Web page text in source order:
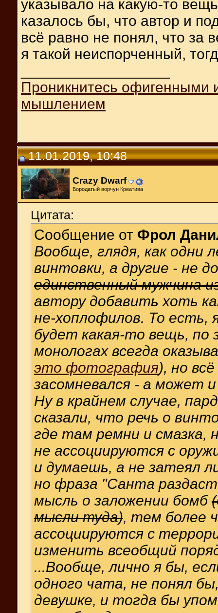
указывало на какую-то
казалось бы, что автор и
всё равно не понял, что за
я такой неиспорченный,
Проникнитесь офигенными
мышлением
11.01.2019, 10:48
Crazy Dwarf
Бородатый ворчун Креатива
Цитата:
Сообщение от Фрол
Вообще, глядя, как одни
винтовки, а другие - не
единственный мужчина
автору добавить хоть
не-хоплофилов. То есть,
будет какая-то вещь, по
монологах всегда
это фотография), но
засомневался - а может
Ну в крайнем случае,
сказали, что речь о
где там ремни и смазка,
не ассоциируются с
и думаешь, а не затеял
но фраза "Санта
мысль о заложении бомб
мысли туда), тем более
ассоциируются с
изменить всеобщий
...Вообще, лично я бы,
одного чата, не понял
девушке, и тогда бы